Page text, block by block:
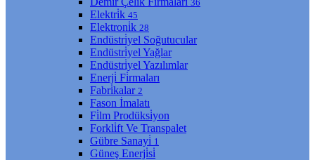
36
Elektri̇k 45
Elektroni̇k 28
Endüstri̇yel Soğutucular
Endüstri̇yel Yağlar
Endüstri̇yel Yazılımlar
Enerji̇ Fi̇rmaları
Fabri̇kalar 2
Fason İmalatı
Fi̇lm Prodüksi̇yon
Forkli̇ft Ve Transpalet
Gübre Sanayi̇ 1
Güneş Enerji̇si̇